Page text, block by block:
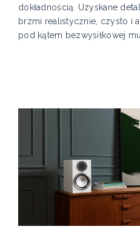
dokładnością. Uzyskane
brzmi realistycznie, czysto i
pod kątem bezwysiłkowej